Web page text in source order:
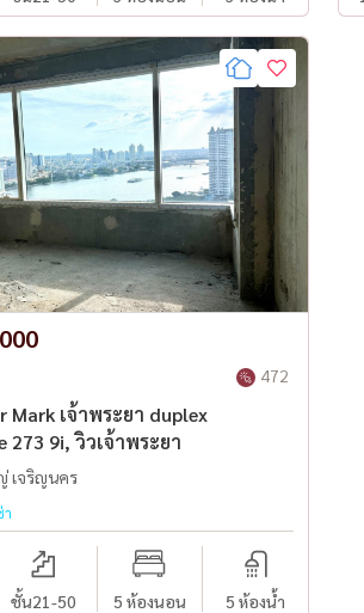
472
Mark เจ้าพระยา duplex
273 9i, วิวเจ้าพระยา
เจริญนคร
า
ชั้น21-50 5 ห้องนอน 5 ห้องน้ำ